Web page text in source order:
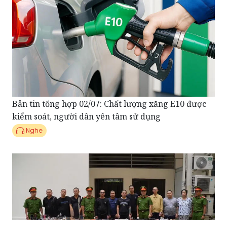
Bản tin tổng hợp 02/07: Chất lượng xăng E10 được
kiểm soát, người dân yên tâm sử dụng
Nghe